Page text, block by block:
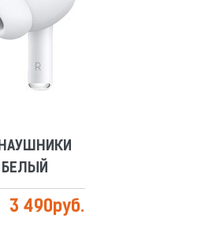
БЕЛЫЙ
3 490руб.